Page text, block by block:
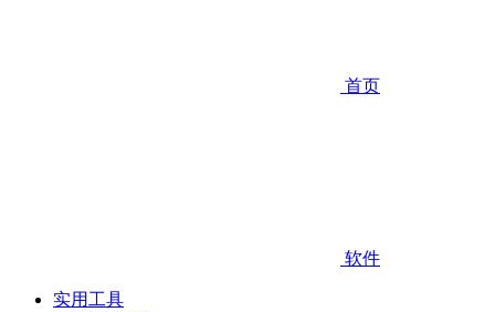
首页
软件
实用工具